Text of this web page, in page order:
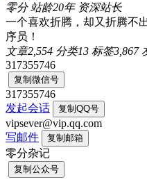
零分 站龄20年 资深站长
一个喜欢折腾，却又折腾不
序员！
文章2,554 分类13 标签3,867
317355746
复制微信号
317355746
发起会话
复制QQ号
vipsever@vip.qq.com
写邮件
复制邮箱
零分杂记
复制公众号